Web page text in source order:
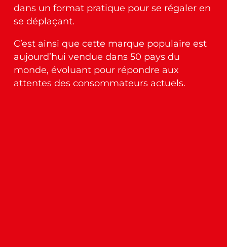
dans un format pratique pour se régaler en
se déplaçant.
C’est ainsi que cette marque populaire est
aujourd’hui vendue dans 50 pays du
monde, évoluant pour répondre aux
attentes des consommateurs actuels.